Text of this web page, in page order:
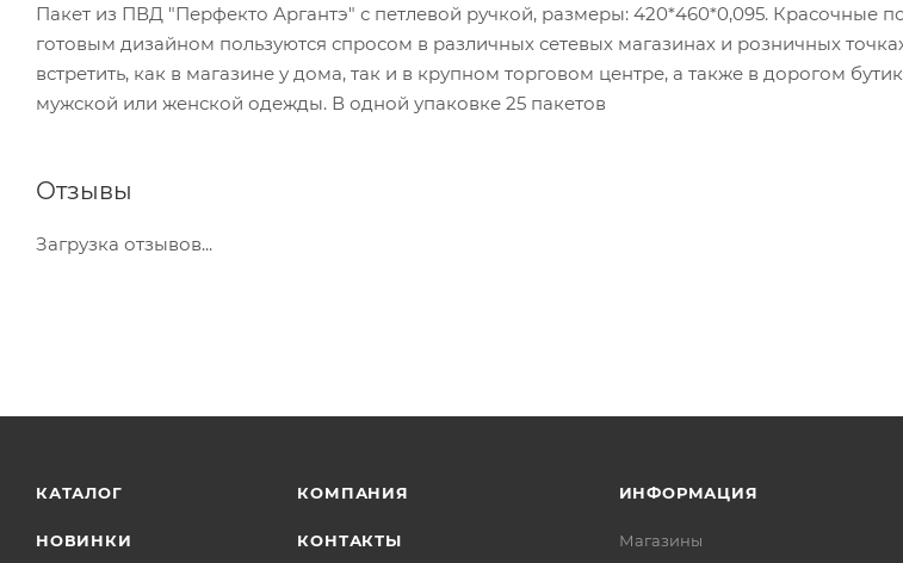
Пакет из ПВД "Перфекто Аргантэ" с петлевой ручкой, размеры: 420*460*0,095. Красочные
готовым дизайном пользуются спросом в различных сетевых магазинах и розничных
встретить, как в магазине у дома, так и в крупном торговом центре, а также в дорогом
мужской или женской одежды. В одной упаковке 25 пакетов
Отзывы
Загрузка отзывов...
КАТАЛОГ
НОВИНКИ
КОМПАНИЯ
КОНТАКТЫ
ИНФОРМАЦИЯ
Магазины